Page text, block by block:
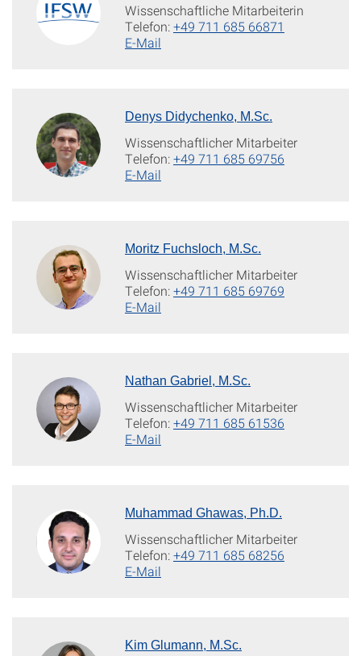
Wissenschaftliche Mitarbeiterin
Telefon:+49 711 685 66871
E-Mail
Denys Didychenko, M.Sc.
Wissenschaftlicher Mitarbeiter
Telefon:+49 711 685 69756
E-Mail
Moritz Fuchsloch, M.Sc.
Wissenschaftlicher Mitarbeiter
Telefon:+49 711 685 69769
E-Mail
Nathan Gabriel, M.Sc.
Wissenschaftlicher Mitarbeiter
Telefon:+49 711 685 61536
E-Mail
Muhammad Ghawas, Ph.D.
Wissenschaftlicher Mitarbeiter
Telefon:+49 711 685 68256
E-Mail
Kim Glumann, M.Sc.